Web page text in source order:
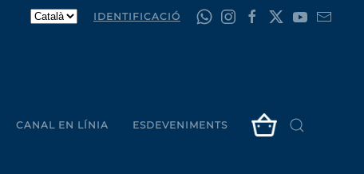
IDENTIFICACIÓ
CANAL EN LÍNIA ESDEVENIMENTS